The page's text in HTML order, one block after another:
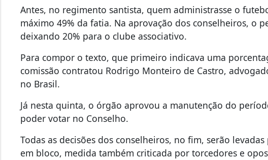
Antes, no regimento santista, quem administrasse o
máximo 49% da fatia. Na aprovação dos conselheiros, o
deixando 20% para o clube associativo.
Para compor o texto, que primeiro indicava uma
comissão contratou Rodrigo Monteiro de Castro,
no Brasil.
Já nesta quinta, o órgão aprovou a manutenção do
poder votar no Conselho.
Todas as decisões dos conselheiros, no fim, serão
em bloco, medida também criticada por torcedores e